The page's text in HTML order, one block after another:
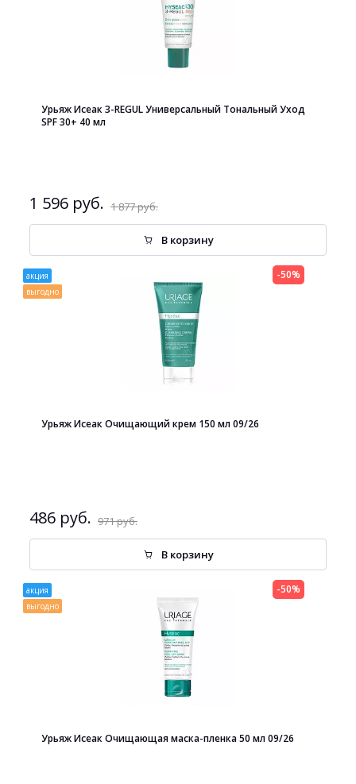
Урьяж Исеак 3-REGUL Универсальный Тональный Уход
SPF 30+ 40 мл
1 596 руб. 1 877 руб.
В корзину
акция
выгодно
Урьяж Исеак Очищающий крем 150 мл 09/26
486 руб. 971 руб.
-50%
В корзину
акция
выгодно
Урьяж Исеак Очищающая маска-пленка 50 мл 09/26
-50%